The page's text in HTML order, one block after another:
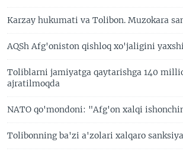
Karzay hukumati va Tolibon. Muzokara
AQSh Afg'oniston qishloq xo'jaligini
Toliblarni jamiyatga qaytarishga 140
ajratilmoqda
NATO qo'mondoni: "Afg'on xalqi
Tolibonning ba'zi a'zolari xalqaro